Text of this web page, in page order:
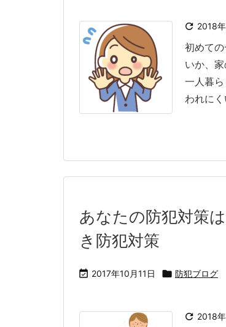
 2018
初めて
いか、
一人暮
われに
あなたの防犯対策
き防犯対策
 2017年10月11日  防犯ブログ
 2018